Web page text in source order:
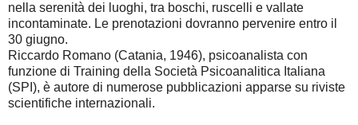
nella serenità dei luoghi, tra boschi, ruscelli e vallate
incontaminate. Le prenotazioni dovranno pervenire entro il
30 giugno.
Riccardo Romano (Catania, 1946), psicoanalista con
funzione di Training della Società Psicoanalitica Italiana
(SPI), è autore di numerose pubblicazioni apparse su riviste
scientifiche internazionali.